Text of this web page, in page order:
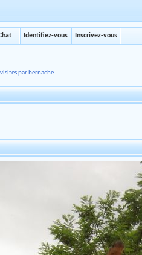
Identifiez-vous Inscrivez-vous
par bernache